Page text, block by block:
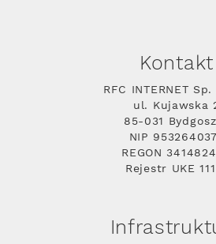
Kontakt
RFC INTERNET
ul. Kujawska
85-031
NIP
REGON
Rejestr UKE